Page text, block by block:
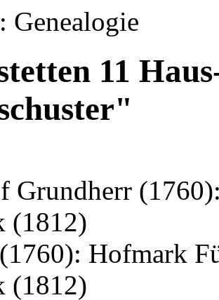
Genealogie
11
Grundherr
(1812)
Hofmark
(1812)